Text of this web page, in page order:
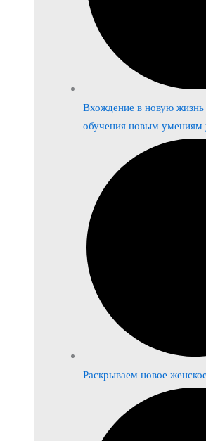
Вхождение в новую
обучения новым умениям
Раскрываем новое женское